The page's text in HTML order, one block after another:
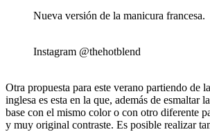
Nueva versión de la manicura francesa.
Instagram @thehotblend
Otra propuesta para este verano partiendo de
inglesa es esta en la que, además de esmaltar
base con el mismo color o con otro diferente
y muy original contraste. Es posible realizar